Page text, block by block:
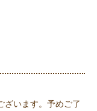
ざいます。予めご了